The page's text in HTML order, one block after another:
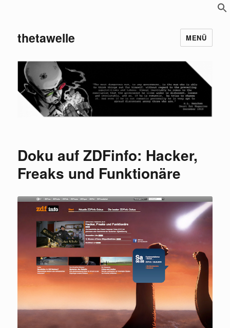
thetawelle MENÜ
Doku auf ZDFinfo: Hacker,
Freaks und Funktionäre